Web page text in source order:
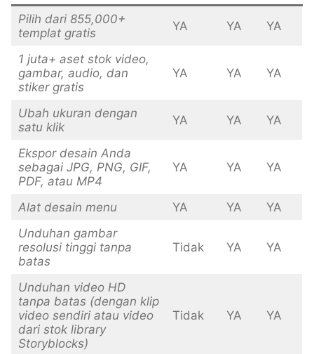
Pilih dari 855,000+
templat gratis
YA YA YA
1 juta+ aset stok video,
gambar, audio, dan
stiker gratis
YA YA YA
Ubah ukuran dengan
satu klik
YA YA YA
Ekspor desain Anda
sebagai JPG, PNG, GIF,
PDF, atau MP4
YA YA YA
Alat desain menu YA YA
YA
Unduhan gambar
resolusi tinggi tanpa
batas
Tidak YA YA
Unduhan video HD
tanpa batas (dengan klip
video sendiri atau video
dari stok library
Storyblocks)
Tidak YA YA